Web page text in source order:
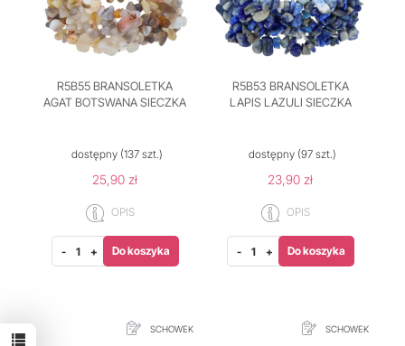
R5B55 BRANSOLETKA
AGAT BOTSWANA SIECZKA
dostępny (137 szt.)
25,90 zł
OPIS
- + Do koszyka
R5B53 BRANSOLETKA
LAPIS LAZULI SIECZKA
dostępny (97 szt.)
23,90 zł
OPIS
- + Do koszyka
SCHOWEK SCHOWEK